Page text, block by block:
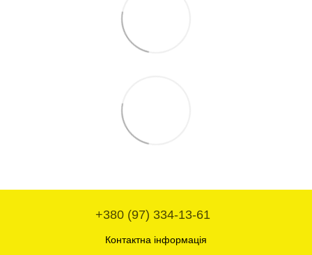
+380 (97) 334-13-61
Контактна інформація